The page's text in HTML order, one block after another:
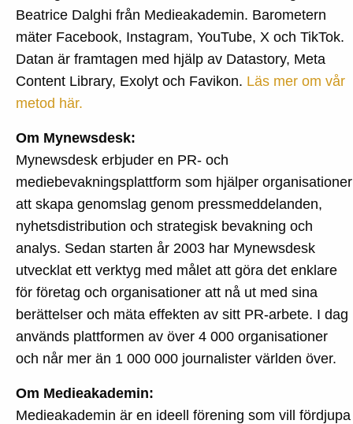
Beatrice Dalghi från Medieakademin. Barometern
mäter Facebook, Instagram, YouTube, X och TikTok.
Datan är framtagen med hjälp av Datastory, Meta
Content Library, Exolyt och Favikon. Läs mer om vår
metod här.
Om Mynewsdesk:
Mynewsdesk erbjuder en PR- och
mediebevakningsplattform som hjälper organisationer
att skapa genomslag genom pressmeddelanden,
nyhetsdistribution och strategisk bevakning och
analys. Sedan starten år 2003 har Mynewsdesk
utvecklat ett verktyg med målet att göra det enklare
för företag och organisationer att nå ut med sina
berättelser och mäta effekten av sitt PR-arbete. I dag
används plattformen av över 4 000 organisationer
och når mer än 1 000 000 journalister världen över.
Om Medieakademin:
Medieakademin är en ideell förening som vill fördjupa